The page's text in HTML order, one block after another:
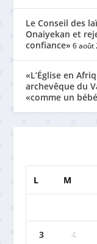
Le Conseil des
Onaiyekan et
confiance» 6 août
«L’Église en
archevêque du
«comme un
L M
3 4